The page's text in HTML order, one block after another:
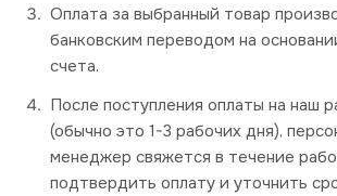
Оплата за выбранный товар
банковским переводом на
счета.
После поступления оплаты на наш
(обычно это 1-3 рабочих дня),
менеджер свяжется в течение
подтвердить оплату и уточнить